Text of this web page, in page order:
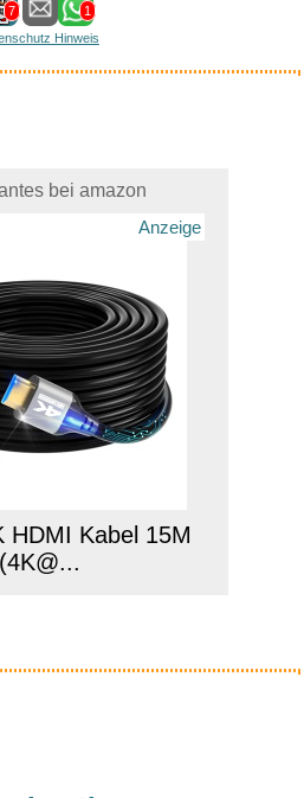
7
1
Hinweis
bei amazon
Anzeige
HDMI Kabel 15M
(4K@...